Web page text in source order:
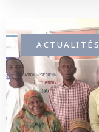
ACTUALITÉS